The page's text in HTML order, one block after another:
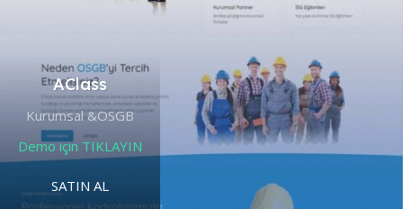
AClass
Kurumsal &OSGB
Demo için TIKLAYIN
SATIN AL